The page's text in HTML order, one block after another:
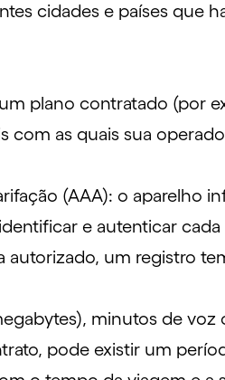
cidades e países que
plano contratado (por
com as quais sua
(AAA): o aparelho
e autenticar
um registro
minutos de voz
pode existir um